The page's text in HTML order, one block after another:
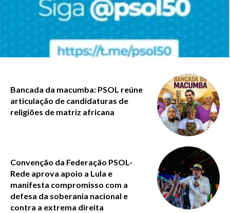
Bancada da macumba: PSOL reúne
articulação de candidaturas de
religiões de matriz africana
Convenção da Federação PSOL-
Rede aprova apoio a Lula e
manifesta compromisso com a
defesa da soberania nacional e
contra a extrema direita